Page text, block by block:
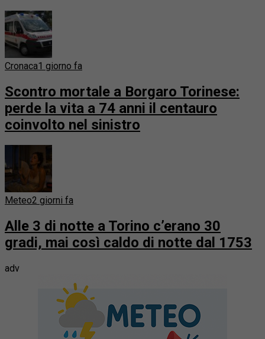
Cronaca1 giorno fa
Scontro mortale a Borgaro Torinese:
perde la vita a 74 anni il centauro
coinvolto nel sinistro
Meteo2 giorni fa
Alle 3 di notte a Torino c’erano 30
gradi, mai così caldo di notte dal 1753
adv